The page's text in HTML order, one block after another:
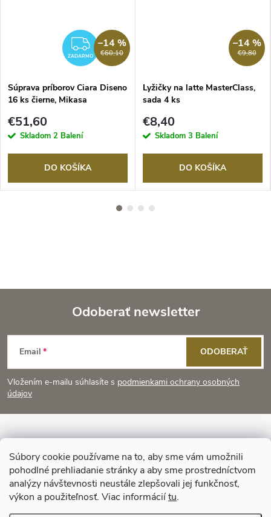
Súbory cookie používame na to, aby sme vám umožnili
pohodlné prehliadanie stránky a aby sme prostredníctvom
analýzy návštevnosti neustále zlepšovali jej funkčnosť,
výkon a použiteľnosť. Viac informáciítu.
ZADARMO
ZADARMO €60,10
–14 %
Súprava príborov Ciara Diseno
16 ks čierne, Mikasa
€51,60
Skladom 2 Balení
DO KOŠÍKA
€9,80
–14 %
Lyžičky na latte MasterClass,
sada 4 ks
€8,40
Skladom 3 Balení
DO KOŠÍKA
Z
á
p
ä
Odoberať newsletter
Email
Vložením e-mailu súhlasíte s podmienkami ochrany osobných
údajov
ODOBERAŤ
Informácie pre vás
Prijímame online platby